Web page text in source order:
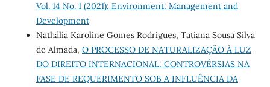
Vol. 14 No. 1 (2021): Environment: Management and
Development
Nathália Karoline Gomes Rodrigues, Tatiana Sousa Silva
de Almada, O PROCESSO DE NATURALIZAÇÃO À LUZ
DO DIREITO INTERNACIONAL: CONTROVÉRSIAS NA
FASE DE REQUERIMENTO SOB A INFLUÊNCIA DA